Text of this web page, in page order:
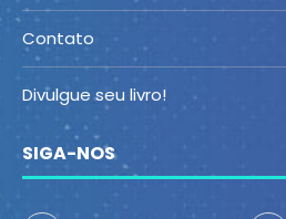
Contato
Divulgue seu livro!
SIGA-NOS